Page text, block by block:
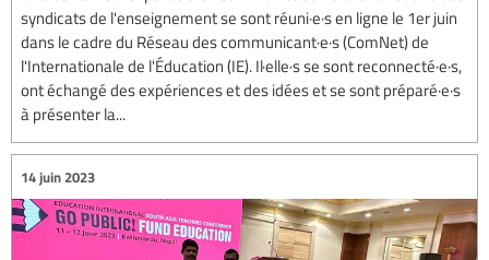
syndicats de l'enseignement se sont réuni·e·s en ligne le 1er juin
dans le cadre du Réseau des communicant·e·s (ComNet) de
l'Internationale de l'Éducation (IE). Il·elle·s se sont reconnecté·e·s,
ont échangé des expériences et des idées et se sont préparé·e·s
à présenter la...
14 juin 2023